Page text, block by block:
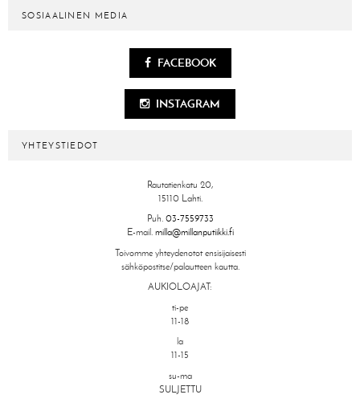
SOSIAALINEN MEDIA
FACEBOOK
INSTAGRAM
YHTEYSTIEDOT
Rautatienkatu 20,
15110 Lahti.
Puh. 03-7559733
E-mail. milla@millanputiikki.fi
Toivomme yhteydenotot ensisijaisesti
sähköpostitse/palautteen kautta.
AUKIOLOAJAT:
ti-pe
11-18
la
11-15
su-ma
SULJETTU